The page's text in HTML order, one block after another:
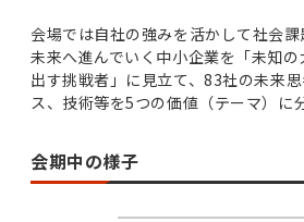
会場では自社の強みを活かして社会課
未来へ進んでいく中小企業を「未知の
出す挑戦者」に見立て、83社の未来
ス、技術等を5つの価値（テーマ）に
会期中の様子